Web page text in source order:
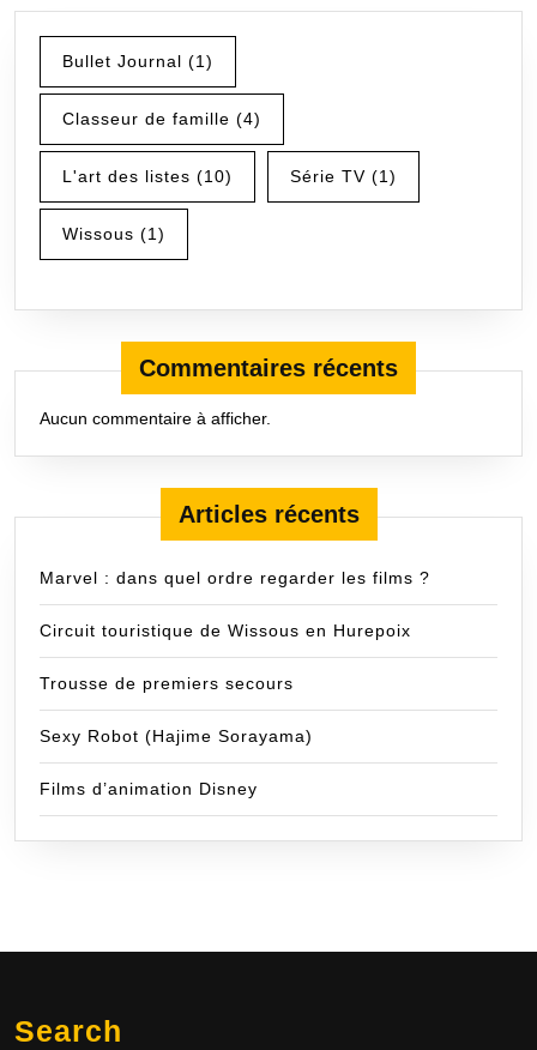
Bullet Journal (1)
Classeur de famille (4)
L'art des listes (10) Série TV (1)
Wissous (1)
Commentaires récents
Aucun commentaire à afficher.
Articles récents
Marvel : dans quel ordre regarder les films ?
Circuit touristique de Wissous en Hurepoix
Trousse de premiers secours
Sexy Robot (Hajime Sorayama)
Films d’animation Disney
Search